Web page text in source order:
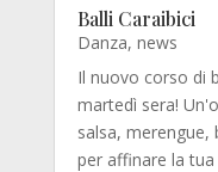
Balli Caraibici
Danza, news
Il nuovo corso di
martedì sera!
salsa,
per affinare la